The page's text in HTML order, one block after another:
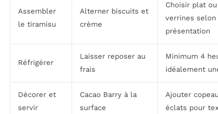
Assembler
le tiramisu
Alterner biscuits et
crème
Choisir plat ou
verrines selon
présentation
Réfrigérer
Laisser reposer au
frais
Minimum 4
idéalement
Décorer et
servir
Cacao Barry à la
surface
Ajouter
éclats pour